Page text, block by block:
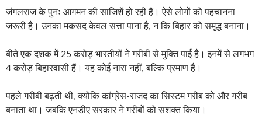
जंगलराज के पुनः आगमन की साजिशें हो रही हैं। ऐसे लोगों को पहचानना
जरूरी है। उनका मकसद केवल सत्ता पाना है, न कि बिहार को समृद्ध बनाना।
बीते एक दशक में 25 करोड़ भारतीयों ने गरीबी से मुक्ति पाई है। इनमें से लगभग
4 करोड़ बिहारवासी हैं। यह कोई नारा नहीं, बल्कि प्रमाण है।
पहले गरीबी बढ़ती थी, क्योंकि कांग्रेस-राजद का सिस्टम गरीब को और गरीब
बनाता था। जबकि एनडीए सरकार ने गरीबों को सशक्त किया।